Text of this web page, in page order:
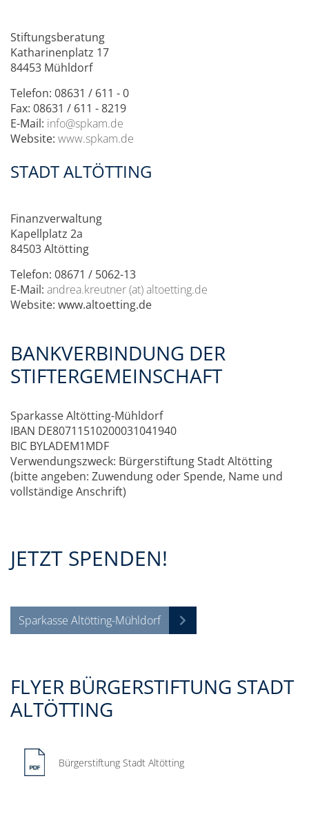
Stiftungsberatung
Katharinenplatz 17
84453 Mühldorf
Telefon: 08631 / 611 - 0
Fax: 08631 / 611 - 8219
E-Mail: info@spkam.de
Website: www.spkam.de
STADT ALTÖTTING
Finanzverwaltung
Kapellplatz 2a
84503 Altötting
Telefon: 08671 / 5062-13
E-Mail: andrea.kreutner (at) altoetting.de
Website: www.altoetting.de
BANKVERBINDUNG DER
STIFTERGEMEINSCHAFT
Sparkasse Altötting-Mühldorf
IBAN DE80711510200031041940
BIC BYLADEM1MDF
Verwendungszweck: Bürgerstiftung Stadt Altötting
(bitte angeben: Zuwendung oder Spende, Name und
vollständige Anschrift)
JETZT SPENDEN!
Sparkasse Altötting-Mühldorf
FLYER BÜRGERSTIFTUNG STADT
ALTÖTTING
Bürgerstiftung Stadt Altötting